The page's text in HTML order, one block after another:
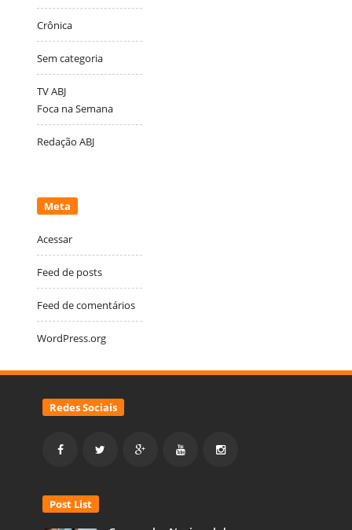
Crônica
Sem categoria
TV ABJ
Foca na Semana
Redação ABJ
Meta
Acessar
Feed de posts
Feed de comentários
WordPress.org
Redes Sociais
Post List